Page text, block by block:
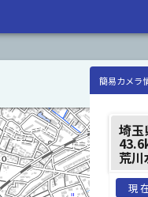
簡易カメラ
埼
荒川
現